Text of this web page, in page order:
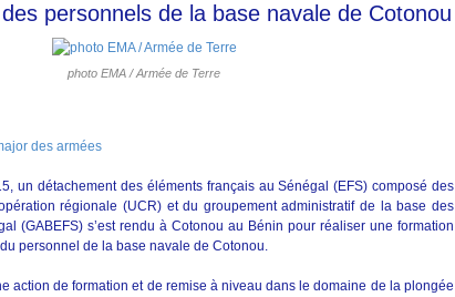
personnels de la base navale de Cotonou
photo EMA / Armée de Terre
des armées
un détachement des éléments français au Sénégal (EFS) composé des
régionale (UCR) et du groupement administratif de la base des
(GABEFS) s’est rendu à Cotonou au Bénin pour réaliser une formation
personnel de la base navale de Cotonou.
action de formation et de remise à niveau dans le domaine de la plongée